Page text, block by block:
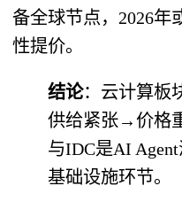
备全球节点，2026年
性提价。
结论：云计算板
供给紧张→价格
与IDC是AI
基础设施环节。